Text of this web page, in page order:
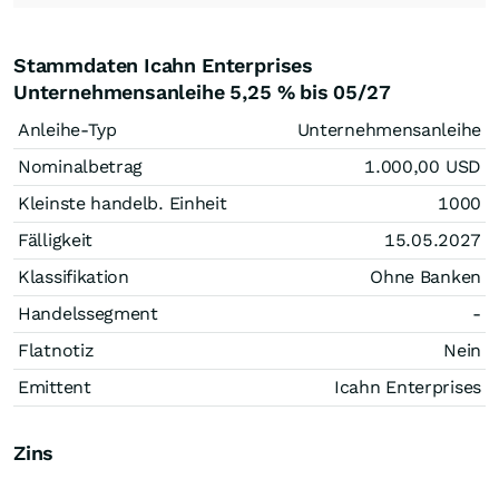
Stammdaten Icahn Enterprises
Unternehmensanleihe 5,25 % bis 05/27
Anleihe-Typ
Unternehmensanleihe
Nominalbetrag
1.000,00 USD
Kleinste handelb. Einheit
1000
Fälligkeit
15.05.2027
Klassifikation
Ohne Banken
Handelssegment
-
Flatnotiz
Nein
Emittent
Icahn Enterprises
Zins